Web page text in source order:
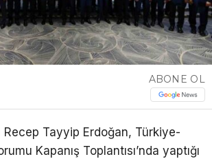
ABONE OL
Recep Tayyip Erdoğan, Türkiye-
Kapanış Toplantısı’nda yaptığı